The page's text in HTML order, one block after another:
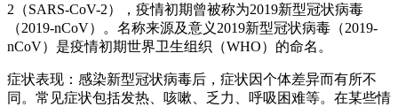
2（SARS-CoV-2），疫情初期曾被称为2019新型冠状病毒
（2019-nCoV）。名称来源及意义2019新型冠状病毒（2019-
nCoV）是疫情初期世界卫生组织（WHO）的命名。
症状表现：感染新型冠状病毒后，症状因个体差异而有所不
同。常见症状包括发热、咳嗽、乏力、呼吸困难等。在某些情